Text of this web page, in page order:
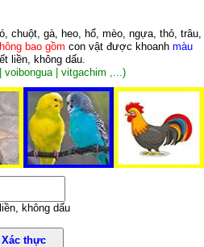
chuột, gà, heo, hổ, mèo, ngựa, thỏ, trâu,
bao gồm con vật được khoanh màu
liền, không dấu.
voibongua | vitgachim ,...)
không dấu
Xác thực